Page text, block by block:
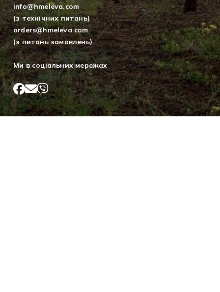
info@hmeleva.com
(з технічних питань)
orders@hmeleva.com
(з питань замовлень)
Ми в соціальних мережах